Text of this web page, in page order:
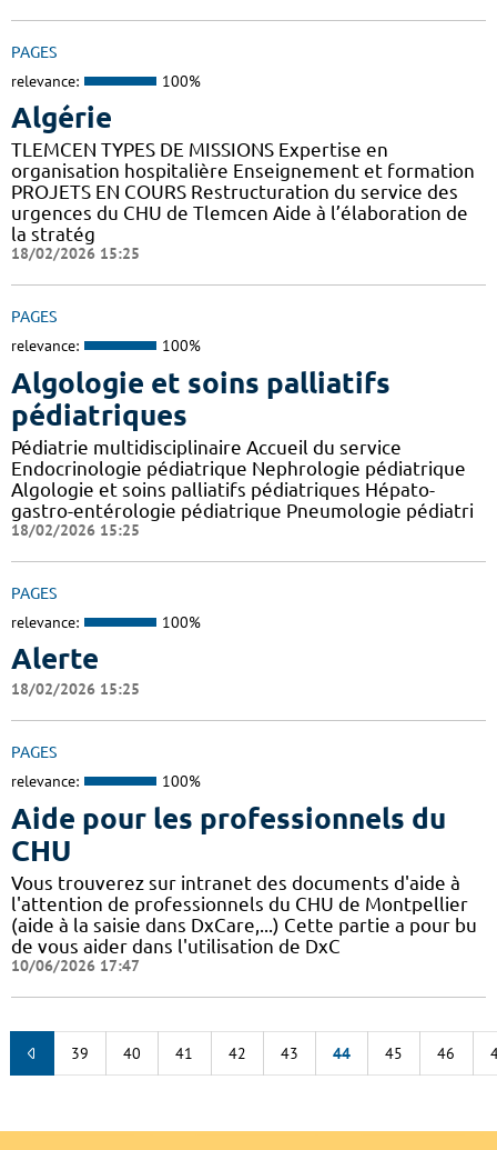
PAGES
relevance: 100%
Algérie
TLEMCEN TYPES DE MISSIONS Expertise en
organisation hospitalière Enseignement et formation
PROJETS EN COURS Restructuration du service des
urgences du CHU de Tlemcen Aide à l’élaboration de
la stratég
18/02/2026 15:25
PAGES
relevance: 100%
Algologie et soins palliatifs
pédiatriques
Pédiatrie multidisciplinaire Accueil du service
Endocrinologie pédiatrique Nephrologie pédiatrique
Algologie et soins palliatifs pédiatriques Hépato-
gastro-entérologie pédiatrique Pneumologie pédiatri
18/02/2026 15:25
PAGES
relevance: 100%
Alerte
18/02/2026 15:25
PAGES
relevance: 100%
Aide pour les professionnels du
CHU
Vous trouverez sur intranet des documents d'aide à
l'attention de professionnels du CHU de Montpellier
(aide à la saisie dans DxCare,...) Cette partie a pour bu
de vous aider dans l'utilisation de DxC
10/06/2026 17:47
39 40 41 42 43 44 45 46